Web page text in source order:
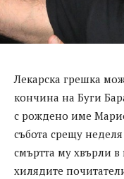
Лекарска грешка
кончина на Буги
с рождено име
събота срещу
смъртта му хвърли
хилядите